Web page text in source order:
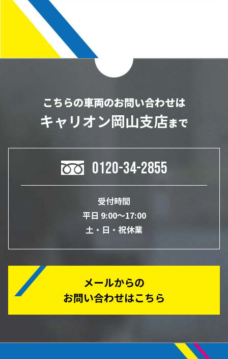
こちらの車両のお問い合わせは
キャリオン岡山支店まで
0120-34-2855
受付時間
平日 9:00～17:00
土・日・祝休業
メールからの
お問い合わせはこちら